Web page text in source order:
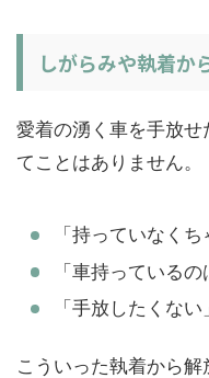
しがらみや執着か
愛着の湧く車を手放
てことはありません。
「持っていなくち
「車持っているの
「手放したくない」
こういった執着から解